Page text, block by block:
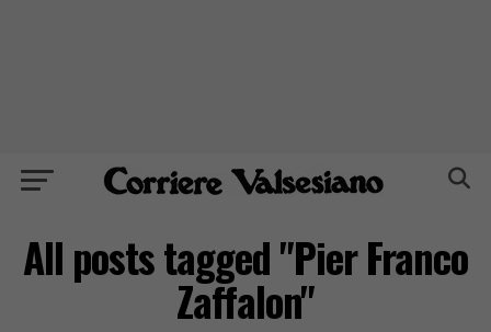
All posts tagged "Pier Franco
Zaffalon"